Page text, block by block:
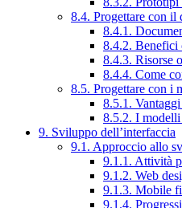
8.4. Progettare con il
8.4.1.
8.4.2. Benefici
8.4.3. Risorse
8.4.4. Come
8.5. Progettare con i
8.5.1.
8.5.2. I
9. Sviluppo dell’interfaccia
9.1. Approccio allo
9.1.1. Attività
9.1.2. Web
9.1.3. Mobile
9.1.4.